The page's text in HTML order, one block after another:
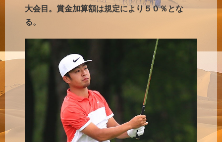
大会目。賞金加算額は規定により５０％とな
る。